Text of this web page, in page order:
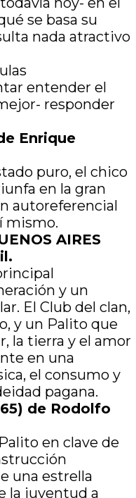
se basa su
nada atractivo
entender el
responder
Enrique
puro, el chico
en la gran
autoreferencial
mismo.
AIRES
y un
El Club del clan,
y un Palito que
la tierra y el amor
en una
el consumo y
pagana.
de Rodolfo
en clave de
una estrella
la juventud a